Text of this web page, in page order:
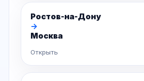
Ростов-на-Дону
→
Москва
Открыть